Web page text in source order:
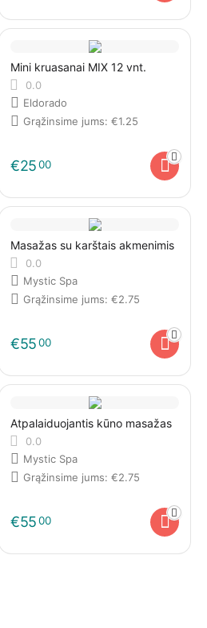
Mini kruasanai MIX 12 vnt.
0.0
Eldorado
Grąžinsime jums: €1.25
€2500
Masažas su karštais akmenimis
0.0
Mystic Spa
Grąžinsime jums: €2.75
€5500
Atpalaiduojantis kūno masažas
0.0
Mystic Spa
Grąžinsime jums: €2.75
€5500